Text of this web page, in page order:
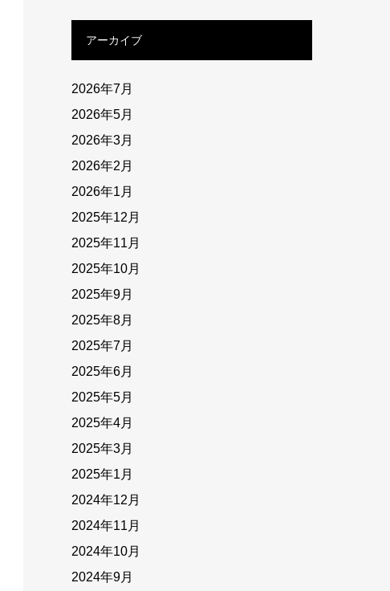
アーカイブ
2026年7月
2026年5月
2026年3月
2026年2月
2026年1月
2025年12月
2025年11月
2025年10月
2025年9月
2025年8月
2025年7月
2025年6月
2025年5月
2025年4月
2025年3月
2025年1月
2024年12月
2024年11月
2024年10月
2024年9月